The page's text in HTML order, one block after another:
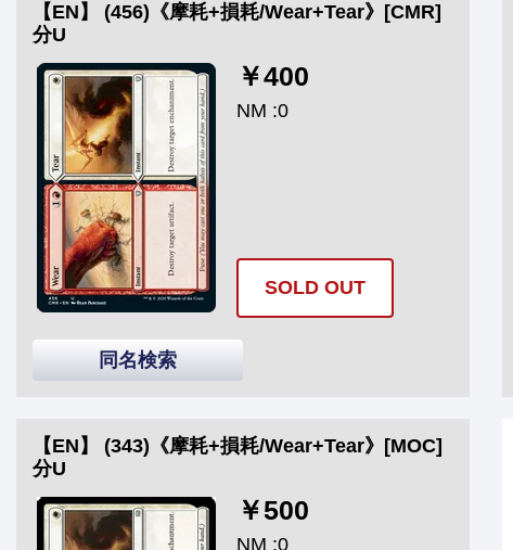
【EN】 (456)《摩耗+損耗/Wear+Tear》[CMR]
分U
￥400
NM :0
SOLD OUT
同名検索
【EN】 (343)《摩耗+損耗/Wear+Tear》[MOC]
分U
￥500
NM :0